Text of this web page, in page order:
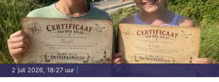
2 juli 2026, 18:27 uur